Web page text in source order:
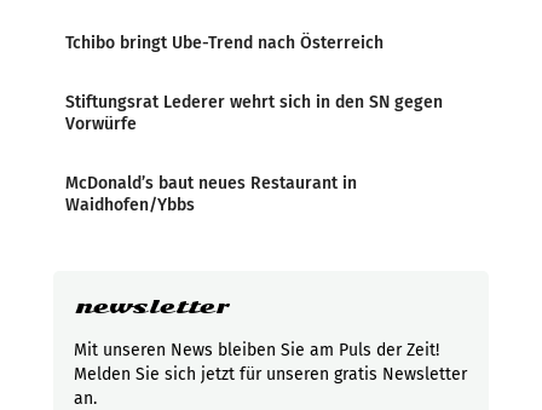
Tchibo bringt Ube-Trend nach Österreich
Stiftungsrat Lederer wehrt sich in den SN gegen
Vorwürfe
McDonald’s baut neues Restaurant in
Waidhofen/Ybbs
newsletter
Mit unseren News bleiben Sie am Puls der Zeit!
Melden Sie sich jetzt für unseren gratis Newsletter
an.